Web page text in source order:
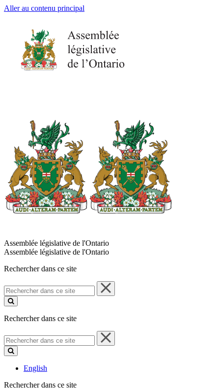
Aller au contenu principal
Assemblée législative de l'Ontario
Assemblée législative de l'Ontario
Rechercher dans ce site
Rechercher
dans
ce
Rechercher dans ce site
Rechercher
dans
ce
English
Rechercher dans ce site